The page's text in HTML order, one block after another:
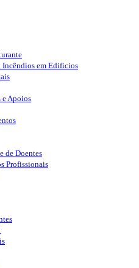
Incêndios em Edificios
e Apoios
de Doentes
Profissionais